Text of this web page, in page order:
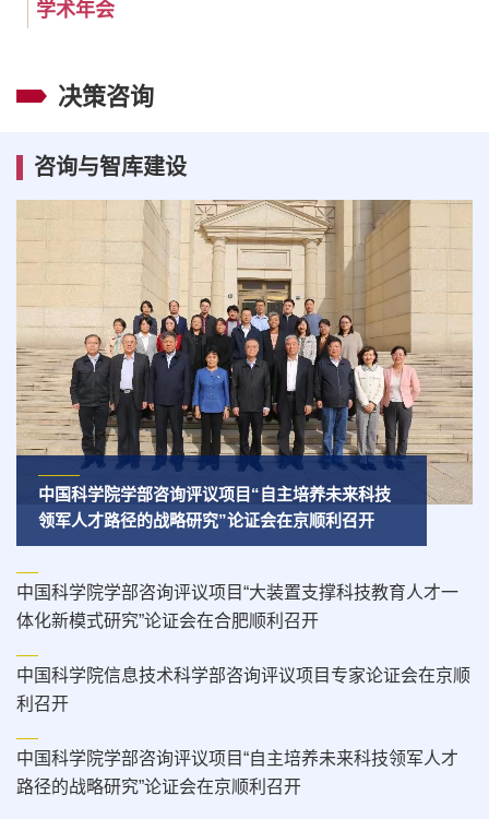
学术年会
决策咨询
咨询与智库建设
中国科学院学部咨询评议项目“自主培养未来科技
领军人才路径的战略研究”论证会在京顺利召开
中国科学院学部咨询评议项目“大装置支撑科技教育人才一
体化新模式研究”论证会在合肥顺利召开
中国科学院信息技术科学部咨询评议项目专家论证会在京顺
利召开
中国科学院学部咨询评议项目“自主培养未来科技领军人才
路径的战略研究”论证会在京顺利召开